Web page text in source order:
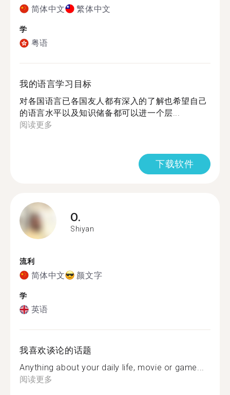
简体中文 繁体中文
学
粤语
我的语言学习目标
对各国语言已各国友人都有深入的了解也希望自己
的语言水平以及知识储备都可以进一个层...
阅读更多
下载软件
O.
Shiyan
流利
简体中文 颜文字
学
英语
我喜欢谈论的话题
Anything about your daily life, movie or game...
阅读更多